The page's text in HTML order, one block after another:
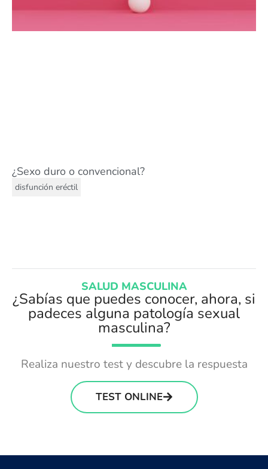
¿Sexo duro o convencional?
disfunción eréctil
SALUD MASCULINA
¿Sabías que puedes conocer, ahora, si
padeces alguna patología sexual
masculina?
Realiza nuestro test y descubre la respuesta
TEST ONLINE